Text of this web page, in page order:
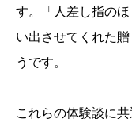
す。「人差し指の
い出させてくれた
うです。
これらの体験談に